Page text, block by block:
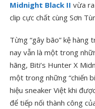
Midnight Black II vừa
clip cực chất cùng Sơn
Từng “gây bão” kệ hàng
nay vẫn là một trong
hãng, Biti’s Hunter X
một trong những “chiến
hiệu sneaker Việt khi
để tiếp nối thành công